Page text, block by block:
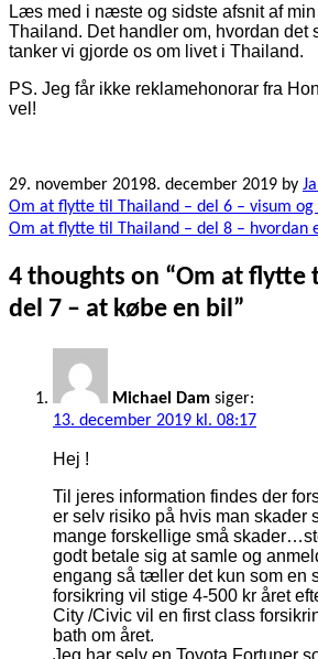
Læs med i næste og sidste afsnit af min
Thailand. Det handler om, hvordan det
tanker vi gjorde os om livet i Thailand.
PS. Jeg får ikke reklamehonorar fra
vel!
29. november 20198. december 2019 by
Indlægsnavigation
Om at flytte til Thailand – del 6 – visum
Om at flytte til Thailand – del 8 – hvordan
4 thoughts on “Om at flytte
del 7 – at købe en bil”
Michael Dam siger:
13. december 2019 kl. 08:17
Hej !
Til jeres information findes der
er selv risiko på hvis man skader
mange forskellige små
godt betale sig at samle og
engang så tæller det kun som en
forsikring vil stige 4-500 kr året
City /Civic vil en first class
bath om året.
Jeg har selv en Toyota Fortuner